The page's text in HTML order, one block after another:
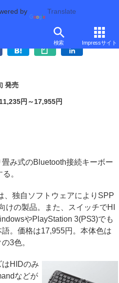
by Translate
検索 Impressサイト
折り畳み式Bluetoothキーボード
発売
円～17,955円
み式のBluetooth接続キーボー
。
独自ソフトウェアによりSPP
けの製品。また、スイッチでHI
やPlayStation 3(PS3)でも
。価格は17,955円。本体色は
3色。
HIDのみ
などが